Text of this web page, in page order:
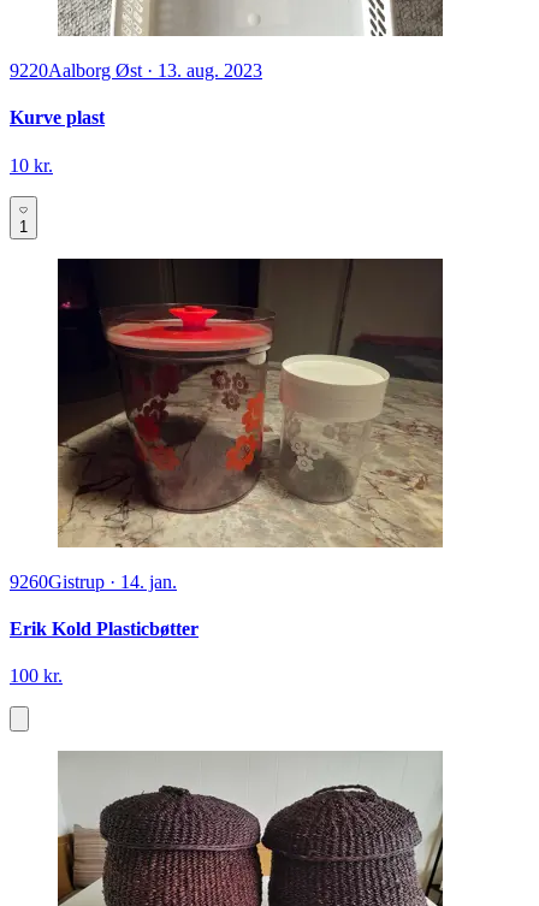
9220Aalborg Øst · 13. aug. 2023
Kurve plast
10 kr.
1
9260Gistrup · 14. jan.
Erik Kold Plasticbøtter
100 kr.